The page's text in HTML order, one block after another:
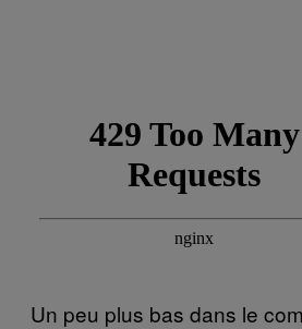
Un peu plus bas dans le